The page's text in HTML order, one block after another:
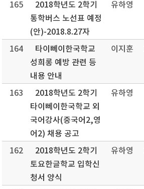
165
2018학년도 2학기
통학버스 노선표 예정
(안)-2018.8.27자
유하영
164
타이뻬이한국학교
성희롱 예방 관련 등
내용 안내
이지훈
163
2018학년도 2학기
타이뻬이한국학교 외
국어강사(중국어2,영
어2) 채용 공고
유하영
162
2018학년도 2학기
토요한글학교 입학신
청서 양식
유하영